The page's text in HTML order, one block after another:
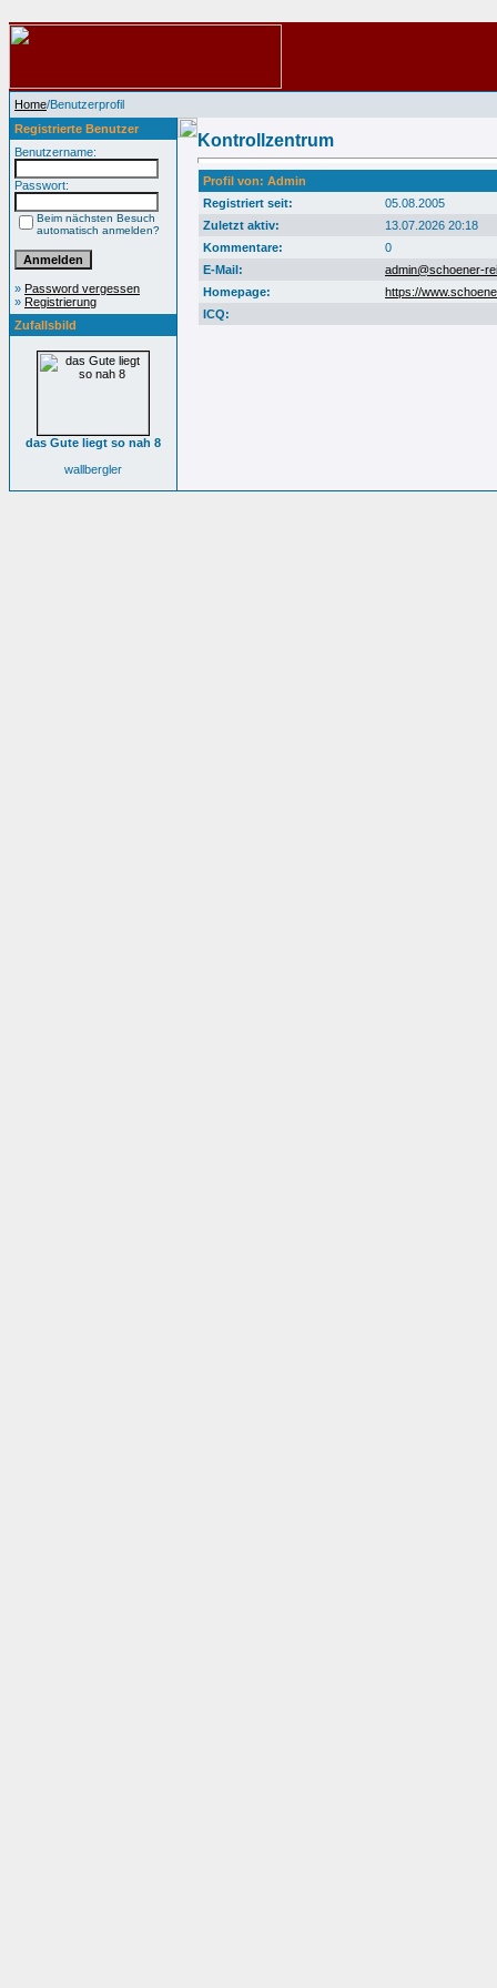
Home/Benutzerprofil
Registrierte Benutzer
Benutzername:
Passwort:
Beim nächsten Besuch
automatisch anmelden?
» Password vergessen
» Registrierung
Zufallsbild
das Gute liegt so nah 8
wallbergler
Kontrollzentrum
Profil von: Admin
Registriert seit:
05.08.2005
Zuletzt aktiv:
13.07.2026 20:18
Kommentare:
0
E-Mail:
admin@schoener-
Homepage:
https://
ICQ: